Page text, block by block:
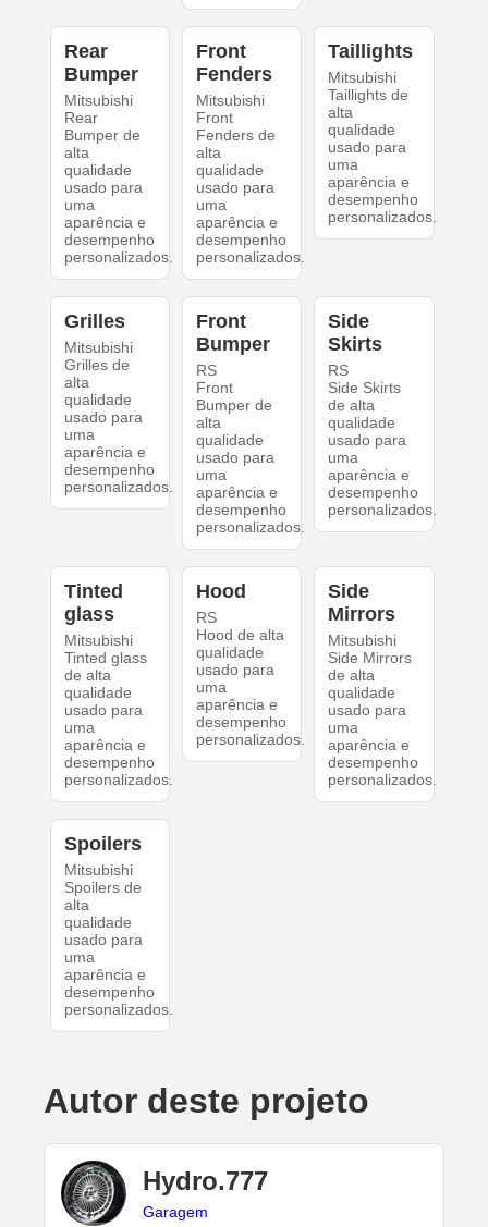
Rear
Bumper
Mitsubishi
Rear
Bumper de
alta
qualidade
usado para
uma
aparência e
desempenho
personalizados.
Front
Fenders
Mitsubishi
Front
Fenders de
alta
qualidade
usado para
uma
aparência e
desempenho
personalizados.
Taillights
Mitsubishi
Taillights de
alta
qualidade
usado para
uma
aparência e
desempenho
personalizados.
Grilles
Mitsubishi
Grilles de
alta
qualidade
usado para
uma
aparência e
desempenho
personalizados.
Front
Bumper
RS
Front
Bumper de
alta
qualidade
usado para
uma
aparência e
desempenho
personalizados.
Side
Skirts
RS
Side Skirts
de alta
qualidade
usado para
uma
aparência e
desempenho
personalizados.
Tinted
glass
Mitsubishi
Tinted glass
de alta
qualidade
usado para
uma
aparência e
desempenho
personalizados.
Hood
RS
Hood de alta
qualidade
usado para
uma
aparência e
desempenho
personalizados.
Side
Mirrors
Mitsubishi
Side Mirrors
de alta
qualidade
usado para
uma
aparência e
desempenho
personalizados.
Spoilers
Mitsubishi
Spoilers de
alta
qualidade
usado para
uma
aparência e
desempenho
personalizados.
Autor deste projeto
Hydro.777
Garagem